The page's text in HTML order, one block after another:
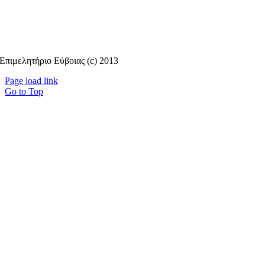
Επιμελητήριο Εύβοιας (c) 2013
Page load link
Go to Top